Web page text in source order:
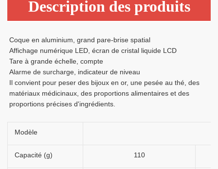
Description des produits
Coque en aluminium, grand pare-brise spatial
Affichage numérique LED, écran de cristal liquide LCD
Tare à grande échelle, compte
Alarme de surcharge, indicateur de niveau
Il convient pour peser des bijoux en or, une pesée au thé, des
matériaux médicinaux, des proportions alimentaires et des
Modèle
Capacité (g) 110